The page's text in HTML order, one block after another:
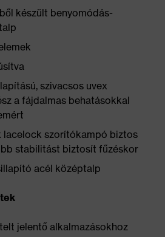
készült benyomódás-
szivacsos uvex
a fájdalmas behatásokkal
lacelock szorítókampó biztos
stabilitást biztosít fűzéskor
acél középtalp
jelentő alkalmazásokhoz